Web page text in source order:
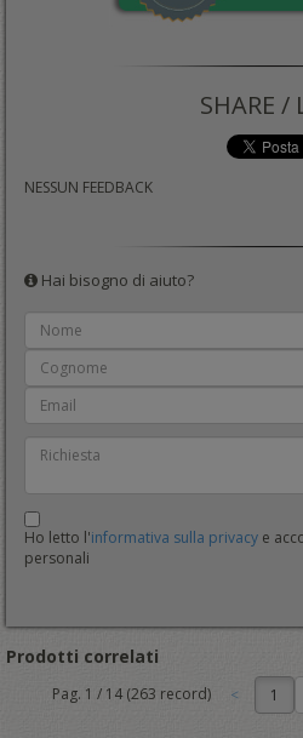
SHARE /
NESSUN FEEDBACK
Hai bisogno di aiuto?
Ho letto l'informativa sulla privacy e
personali
Prodotti correlati
Pag. 1 / 14 (263 record) 1